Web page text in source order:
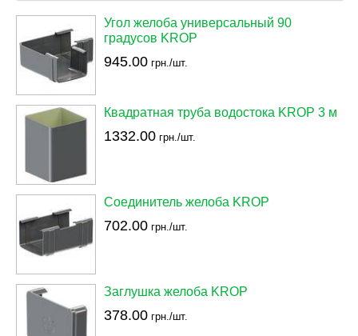
Угол желоба универсальный 90
градусов KROP
945.00 грн./шт.
Квадратная труба водостока KROP 3 м
1332.00 грн./шт.
Соединитель желоба KROP
702.00 грн./шт.
Заглушка желоба KROP
378.00 грн./шт.